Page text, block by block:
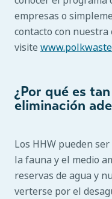
empresas o
contacto con nuestra
visite
¿Por qué es
eliminación
Los HHW pueden
la fauna y el medio
reservas de agua y
verterse por el